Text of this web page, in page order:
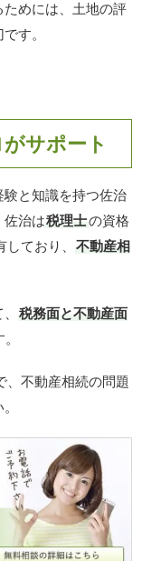
めには、土地の評
す。
サポート
と知識を持つ佐治
佐治は税理士の資格
ており、 不動産相
税務面と不動産面
、不動産相続の問題